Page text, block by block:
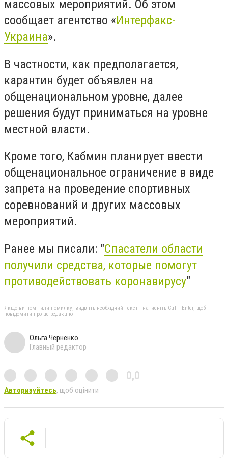
массовых мероприятий. Об этом
сообщает агентство «Интерфакс-
Украина».
В частности, как предполагается,
карантин будет объявлен на
общенациональном уровне, далее
решения будут приниматься на уровне
местной власти.
Кроме того, Кабмин планирует ввести
общенациональное ограничение в виде
запрета на проведение спортивных
соревнований и других массовых
мероприятий.
Ранее мы писали: "Спасатели области
получили средства, которые помогут
противодействовать коронавирусу"
Якщо ви помітили помилку, виділіть необхідний текст і натисніть Ctrl + Enter, щоб
повідомити про це редакцію
Ольга Черненко
Главный редактор
0,0
Авторизуйтесь, щоб оцінити